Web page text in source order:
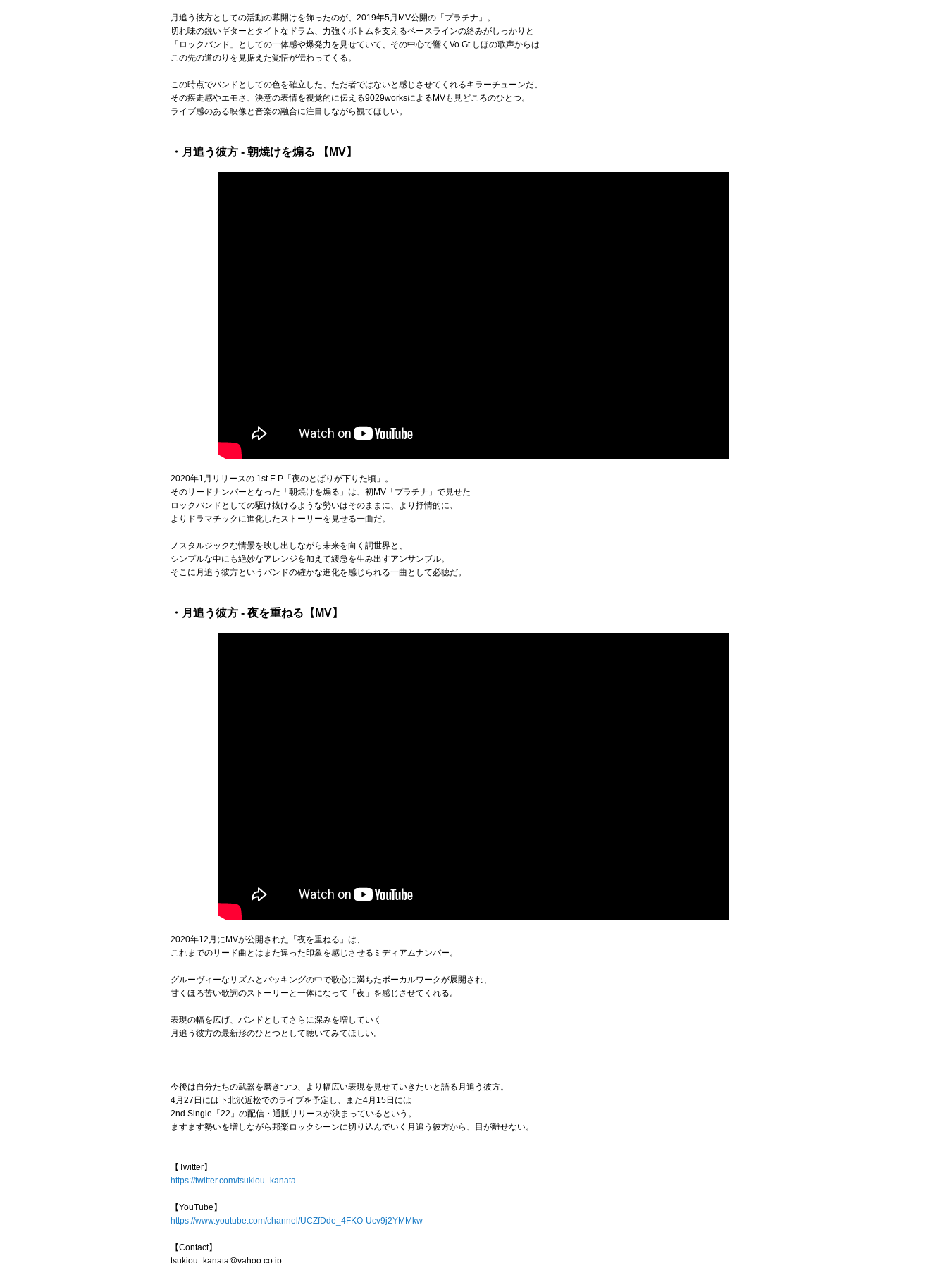
月追う彼方としての活動の幕開けを飾ったのが、2019年5月MV公開の「プラチナ」。
切れ味の鋭いギターとタイトなドラム、力強くボトムを支えるベースラインの絡みがしっかりと
「ロックバンド」としての一体感や爆発力を見せていて、その中心で響くVo.Gt.しほの歌声からは
この先の道のりを見据えた覚悟が伝わってくる。
この時点でバンドとしての色を確立した、ただ者ではないと感じさせてくれるキラーチューンだ。
その疾走感やエモさ、決意の表情を視覚的に伝える9029worksによるMVも見どころのひとつ。
ライブ感のある映像と音楽の融合に注目しながら観てほしい。
・月追う彼方 - 朝焼けを煽る 【MV】
2020年1月リリースの 1st E.P「夜のとばりが下りた頃」。
そのリードナンバーとなった「朝焼けを煽る」は、初MV「プラチナ」で見せた
ロックバンドとしての駆け抜けるような勢いはそのままに、より抒情的に、
よりドラマチックに進化したストーリーを見せる一曲だ。
ノスタルジックな情景を映し出しながら未来を向く詞世界と、
シンプルな中にも絶妙なアレンジを加えて緩急を生み出すアンサンブル。
そこに月追う彼方というバンドの確かな進化を感じられる一曲として必聴だ。
・月追う彼方 - 夜を重ねる【MV】
2020年12月にMVが公開された「夜を重ねる」は、
これまでのリード曲とはまた違った印象を感じさせるミディアムナンバー。
グルーヴィーなリズムとバッキングの中で歌心に満ちたボーカルワークが展開され、
甘くほろ苦い歌詞のストーリーと一体になって「夜」を感じさせてくれる。
表現の幅を広げ、バンドとしてさらに深みを増していく
月追う彼方の最新形のひとつとして聴いてみてほしい。
今後は自分たちの武器を磨きつつ、より幅広い表現を見せていきたいと語る月追う彼方。
4月27日には下北沢近松でのライブを予定し、また4月15日には
2nd Single「22」の配信・通販リリースが決まっているという。
ますます勢いを増しながら邦楽ロックシーンに切り込んでいく月追う彼方から、目が離せない。
【Twitter】
https://twitter.com/tsukiou_kanata
【YouTube】
https://www.youtube.com/channel/UCZfDde_4FKO-Ucv9j2YMMkw
【Contact】
tsukiou_kanata@yahoo.co.jp